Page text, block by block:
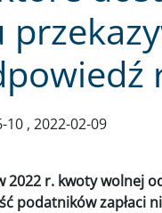
10 2022-02-09
2022 r. kwoty wolnej
podatników zapłaci